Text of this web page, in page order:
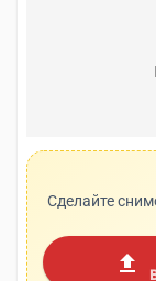
Сделайте
upload